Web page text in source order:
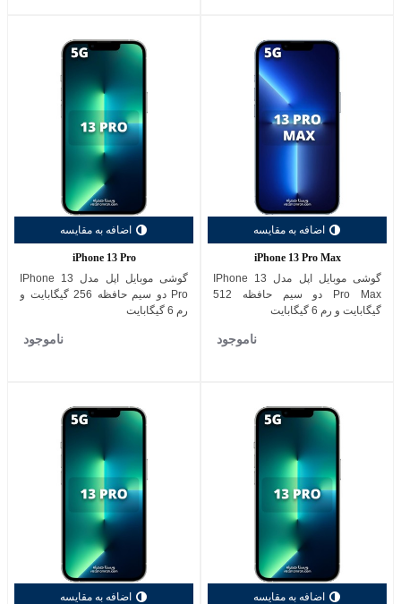
اضافه به مقایسه
iPhone 13 Pro Max
گوشی موبایل اپل مدل IPhone 13
Pro Max دو سیم حافظه 512
گیگابایت و رم 6 گیگابایت
ناموجود
اضافه به مقایسه
iPhone 13 Pro
گوشی موبایل اپل مدل IPhone 13
Pro دو سیم حافظه 256 گیگابایت و
رم 6 گیگابایت
ناموجود
اضافه به مقایسه اضافه به مقایسه